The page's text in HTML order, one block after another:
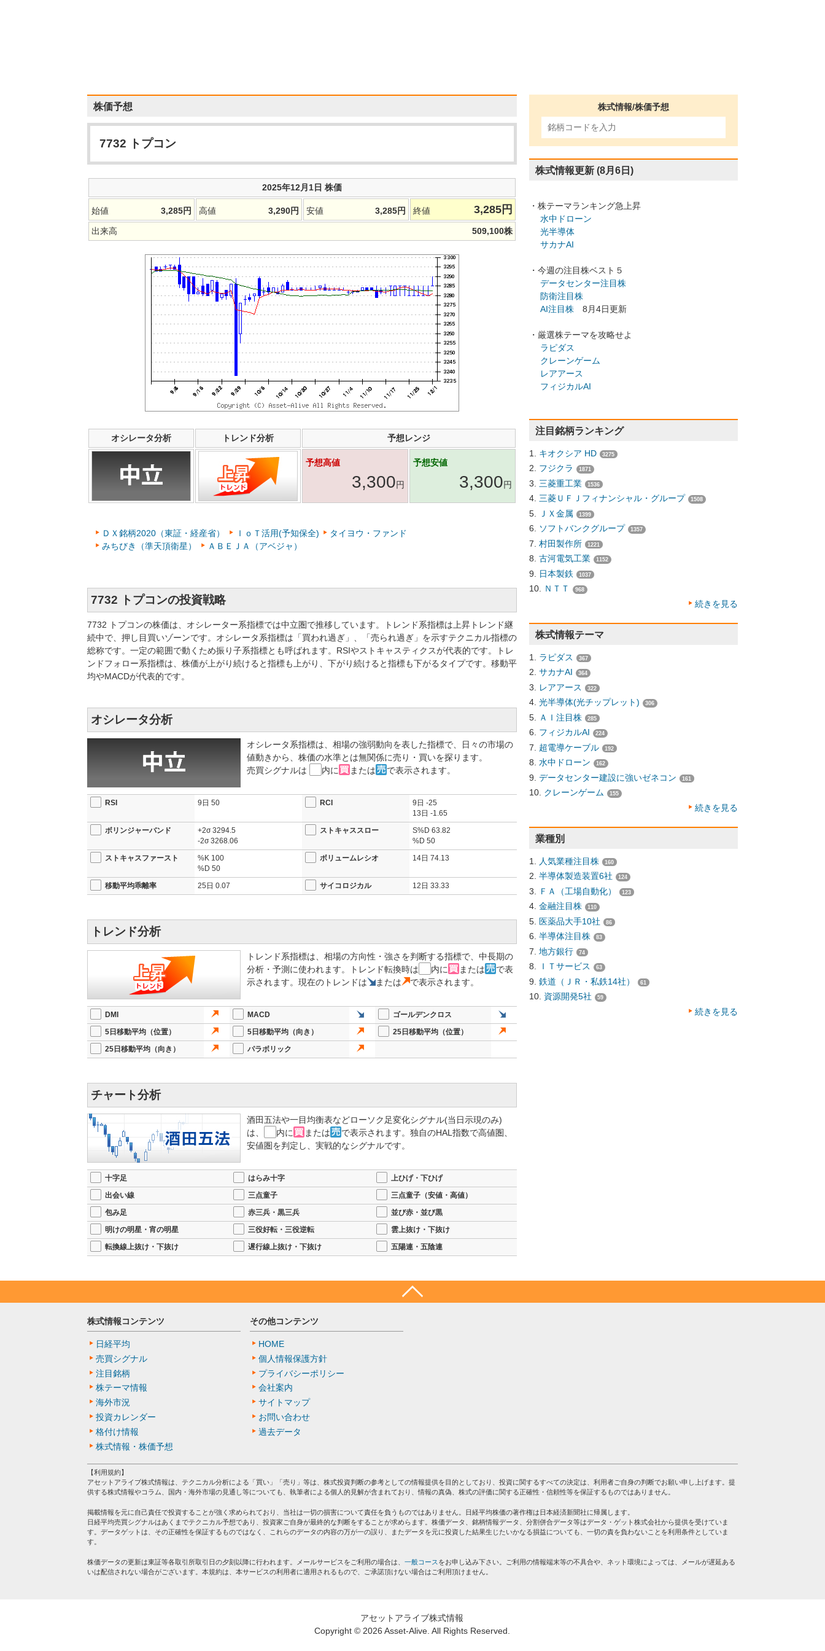
株価予想
7732 トプコン
2025年12月1日 株価
始値 3,285円 高値 3,290円 安値 3,285円 終値 3,285 円
出来高 509,100株
オシレータ分析 トレンド分析 予想レンジ
予想高値
3,300円
予想安値
3,300円
ＤＸ銘柄2020（東証・経産省） ＩｏＴ活用(予知保全)
タイヨウ・ファンド
みちびき（準天頂衛星）
ＡＢＥＪＡ（アベジャ）
7732 トプコンの投資戦略
7732 トプコンの株価は、オシレーター系指標では中立圏で推移しています。トレンド系指標は上昇トレンド継
続中で、押し目買いゾーンです。オシレータ系指標は「買われ過ぎ」、「売られ過ぎ」を示すテクニカル指標の
総称です。一定の範囲で動くため振り子系指標とも呼ばれます。RSIやストキャスティクスが代表的です。トレ
ンドフォロー系指標は、株価が上がり続けると指標も上がり、下がり続けると指標も下がるタイプです。移動平
均やMACDが代表的です。
オシレータ分析
オシレータ系指標は、相場の強弱動向を表した指標で、日々の市場の
値動きから、株価の水準とは無関係に売り・買いを探ります。
売買シグナルは
内に または で表示されます。
RSI 9日 50 RCI 9日 -25
13日 -1.65
ボリンジャーバンド
+2σ3294.5
-2σ3268.06
ストキャススロー S%D 63.82
%D 50
ストキャスファースト
%K 100
%D 50
ボリュームレシオ 14日 74.13
移動平均乖離率 25日 0.07 サイコロジカル 12日 33.33
トレンド分析
トレンド系指標は、相場の方向性・強さを判断する指標で、中長期の
分析・予測に使われます。トレンド転換時は
内に または
で表
示されます。現在のトレンドは
または で表示されます。
DMI MACD
ゴールデンクロス
5日移動平均（位置）
5日移動平均（向き）
25日移動平均（位置）
25日移動平均（向き）
パラボリック
チャート分析
酒田五法や一目均衡表などローソク足変化シグナル(当日示現のみ)
は、
内に または
で表示されます。独自のHAL指数で高値圏、
安値圏を判定し、実戦的なシグナルです。
十字足 はらみ十字
上ひげ・下ひげ
出会い線
三点童子
三点童子（安値・高値）
包み足
赤三兵・黒三兵
並び赤・並び黒
明けの明星・宵の明星
三役好転・三役逆転
雲上抜け・下抜け
転換線上抜け・下抜け
遅行線上抜け・下抜け 五陽連・五陰連
株式情報/株価予想
株式情報更新 (8月6日)
・株テーマランキング急上昇
水中ドローン
光半導体
サカナAI
・今週の注目株ベスト５
データセンター注目株
防衛注目株
AI注目株 8月4日更新
・厳選株テーマを攻略せよ
ラピダス
クレーンゲーム
レアアース
フィジカルAI
注目銘柄ランキング
キオクシア HD 3275
フジクラ 1871
三菱重工業 1536
三菱ＵＦＪフィナンシャル・グループ 1508
ＪＸ金属 1399
ソフトバンクグループ 1357
村田製作所 1221
古河電気工業 1152
日本製鉄 1037
ＮＴＴ 968
続きを見る
株式情報テーマ
ラピダス 367
サカナAI 364
レアアース 322
光半導体(光チップレット) 306
ＡＩ注目株 285
フィジカルAI 224
超電導ケーブル 192
水中ドローン 162
データセンター建設に強いゼネコン 161
クレーンゲーム 155
続きを見る
業種別
人気業種注目株 160
半導体製造装置6社 124
ＦＡ（工場自動化） 123
金融注目株 110
医薬品大手10社 86
半導体注目株 83
地方銀行 74
ＩＴサービス 63
鉄道（ＪＲ・私鉄14社） 61
資源開発5社 59
続きを見る
株式情報コンテンツ
日経平均
売買シグナル
注目銘柄
株テーマ情報
海外市況
投資カレンダー
格付け情報
株式情報・株価予想
その他コンテンツ
HOME
個人情報保護方針
プライバシーポリシー
会社案内
サイトマップ
お問い合わせ
過去データ
【利用規約】
アセットアライブ株式情報は、テクニカル分析による「買い」「売り」等は、株式投資判断の参考としての情報提供を目的としており、投資に関するすべての決定は、利用者ご自身の判断でお願い申し上げます。提
供する株式情報やコラム、国内・海外市場の見通し等についても、執筆者による個人的見解が含まれており、情報の真偽、株式の評価に関する正確性・信頼性等を保証するものではありません。
掲載情報を元に自己責任で投資することが強く求められており、当社は一切の損害について責任を負うものではありません。日経平均株価の著作権は日本経済新聞社に帰属します。
日経平均売買シグナルはあくまでテクニカル予想であり、投資家ご自身が最終的な判断をすることが求めらます。株価データ、銘柄情報データ、分割併合データ等はデータ・ゲット株式会社から提供を受けていま
す。データゲットは、その正確性を保証するものではなく、これらのデータの内容の万が一の誤り、またデータを元に投資した結果生じたいかなる損益についても、一切の責を負わないことを利用条件としていま
す。
株価データの更新は東証等各取引所取引日の夕刻以降に行われます。メールサービスをご利用の場合は、 一般コース をお申し込み下さい。ご利用の情報端末等の不具合や、ネット環境によっては、メールが遅延ある
いは配信されない場合がございます。本規約は、本サービスの利用者に適用されるもので、ご承諾頂けない場合はご利用頂けません。
アセットアライブ株式情報
Copyright © 2026 Asset-Alive. All Rights Reserved.